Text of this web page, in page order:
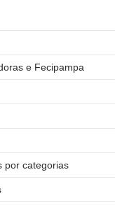
e Fecipampa
por categorias